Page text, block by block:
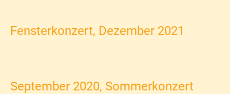
Fensterkonzert, Dezember 2021
September 2020, Sommerkonzert